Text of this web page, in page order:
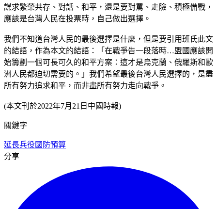
謀求繁榮共存、對話、和平，還是要對罵、走險、積極備戰，
應該是台灣人民在投票時，自己做出選擇。
我們不知道台灣人民的最後選擇是什麼，但是要引用班氏此文
的結語，作為本文的結語：「在戰爭告一段落時…盟國應該開
始籌劃一個可長可久的和平方案：這才是烏克蘭、俄羅斯和歐
洲人民都迫切需要的。」我們希望最後台灣人民選擇的，是盡
所有努力追求和平，而非盡所有努力走向戰爭。
(本文刊於2022年7月21日中國時報)
關鍵字
延長兵役國防預算
分享